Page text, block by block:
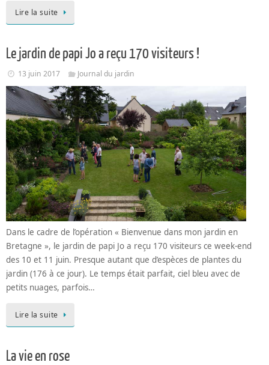
Lire la suite
Le jardin de papi Jo a reçu 170 visiteurs !
13 juin 2017 Journal du jardin
Dans le cadre de l’opération « Bienvenue dans mon jardin en
Bretagne », le jardin de papi Jo a reçu 170 visiteurs ce week-end
des 10 et 11 juin. Presque autant que d’espèces de plantes du
jardin (176 à ce jour). Le temps était parfait, ciel bleu avec de
petits nuages, parfois…
Lire la suite
La vie en rose